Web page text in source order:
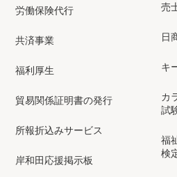
労働保険代行
共済事業
福利厚生
貿易関係証明書の発行
所報折込みサービス
岸和田応援掲示板
売
日
キ
カ
試
福
検